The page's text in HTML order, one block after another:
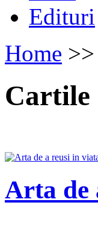
Edituri
Home >>
Arta de